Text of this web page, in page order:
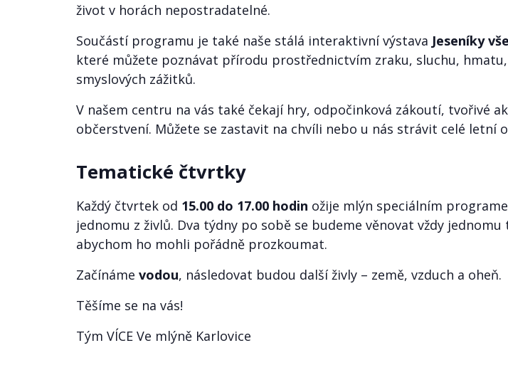
život v horách nepostradatelné.
Součástí programu je také naše stálá interaktivní výstava Jeseníky
které můžete poznávat přírodu prostřednictvím zraku, sluchu,
smyslových zážitků.
V našem centru na vás také čekají hry, odpočinková zákoutí, tvořivé
občerstvení. Můžete se zastavit na chvíli nebo u nás strávit celé letní
Tematické čtvrtky
Každý čtvrtek od 15.00 do 17.00 hodin ožije mlýn speciálním
jednomu z živlů. Dva týdny po sobě se budeme věnovat vždy
abychom ho mohli pořádně prozkoumat.
Začínáme vodou, následovat budou další živly – země, vzduch a oheň.
Těšíme se na vás!
Tým VÍCE Ve mlýně Karlovice